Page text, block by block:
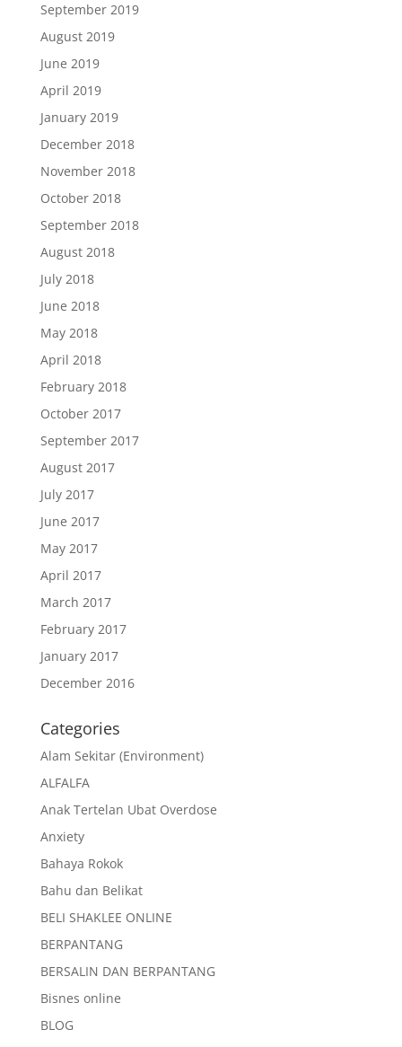
September 2019
August 2019
June 2019
April 2019
January 2019
December 2018
November 2018
October 2018
September 2018
August 2018
July 2018
June 2018
May 2018
April 2018
February 2018
October 2017
September 2017
August 2017
July 2017
June 2017
May 2017
April 2017
March 2017
February 2017
January 2017
December 2016
Categories
Alam Sekitar (Environment)
ALFALFA
Anak Tertelan Ubat Overdose
Anxiety
Bahaya Rokok
Bahu dan Belikat
BELI SHAKLEE ONLINE
BERPANTANG
BERSALIN DAN BERPANTANG
Bisnes online
BLOG